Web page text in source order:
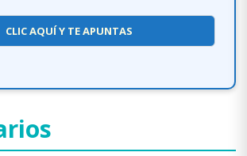
CLIC AQUÍ Y TE APUNTAS